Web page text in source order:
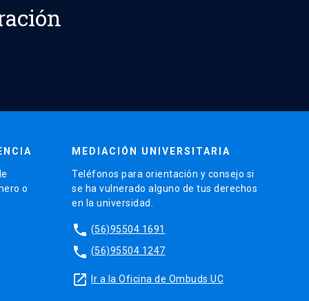
o
MEDIACIÓN UNIVERSITARIA
Teléfonos para orientación y consejo si
se ha vulnerado alguno de tus derechos
en la universidad.
phone (56)95504 1691
phone (56)95504 1247
launch Ir a la Oficina de Ombuds UC